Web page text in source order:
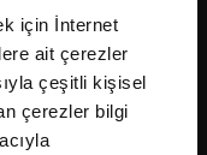
için İnternet
ait çerezler
çeşitli kişisel
çerezler bilgi